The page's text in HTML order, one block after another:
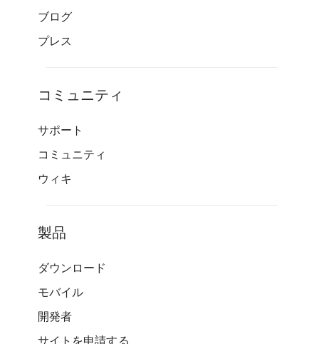
ブログ
プレス
コミュニティ
サポート
コミュニティ
ウィキ
製品
ダウンロード
モバイル
開発者
サイトを申請する